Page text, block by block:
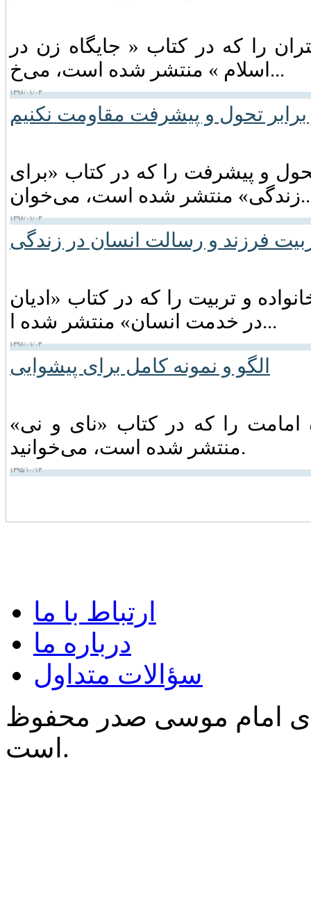
را که در کتاب « جایگاه زن در
اسلام » منتشر شده است، می‌خ...
۱۳۹۶/۰۱/۰۳
برابر تحول و پیشرفت مقاومت نکنیم
و پیشرفت را که در کتاب «برای
می‌خوان...
۱۳۹۶/۰۱/۰۳
فرزند و رسالت انسان در زندگی
و تربیت را که در کتاب «ادیان
در خدمت انسان» منتشر شده ا...
۱۳۹۶/۰۱/۰۳
را که در کتاب «نای و نی»
منتشر شده است، می‌خوانید.
۱۳۹۵/۱۰/۱۳
ارتباط با ما
درباره ما
سؤالات متداول
امام موسی صدر محفوظ
است.